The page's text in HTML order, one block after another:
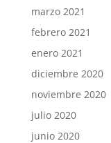
marzo 2021
febrero 2021
enero 2021
diciembre 2020
noviembre 2020
julio 2020
junio 2020